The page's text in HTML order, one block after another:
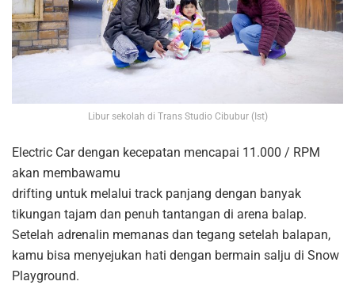
Libur sekolah di Trans Studio Cibubur (Ist)
Electric Car dengan kecepatan mencapai 11.000 / RPM
akan membawamu
drifting untuk melalui track panjang dengan banyak
tikungan tajam dan penuh tantangan di arena balap.
Setelah adrenalin memanas dan tegang setelah balapan,
kamu bisa menyejukan hati dengan bermain salju di Snow
Playground.